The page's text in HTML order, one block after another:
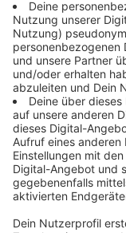
lassen – jetzt
Keller. Der
Anfang
Weihnachten
Die Stadt hatte
schon
Veranstalter und
ausreichend
Verkaufsbuden
jetzt auf dem